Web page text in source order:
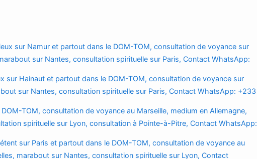
sur Namur et partout dans le DOM-TOM, consultation de voyance sur
sur Nantes, consultation spirituelle sur Paris, Contact WhatsApp:
sur Hainaut et partout dans le DOM-TOM, consultation de voyance sur
sur Nantes, consultation spirituelle sur Paris, Contact WhatsApp: +233
TOM, consultation de voyance au Marseille, medium en Allemagne,
spirituelle sur Lyon, consultation à Pointe-à-Pitre, Contact WhatsApp:
sur Paris et partout dans le DOM-TOM, consultation de voyance au
marabout sur Nantes, consultation spirituelle sur Lyon, Contact